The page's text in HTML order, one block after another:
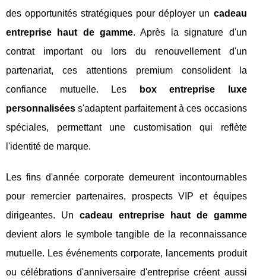
des opportunités stratégiques pour déployer un cadeau
entreprise haut de gamme. Après la signature d'un
contrat important ou lors du renouvellement d'un
partenariat, ces attentions premium consolident la
confiance mutuelle. Les
box entreprise luxe
personnalisées s'adaptent parfaitement à ces occasions
spéciales, permettant une customisation qui reflète
l'identité de marque.
Les fins d'année corporate demeurent incontournables
pour remercier partenaires, prospects VIP et équipes
dirigeantes. Un cadeau entreprise haut de gamme
devient alors le symbole tangible de la reconnaissance
mutuelle. Les événements corporate, lancements produit
ou célébrations d'anniversaire d'entreprise créent aussi